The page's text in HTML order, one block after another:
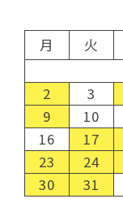
月
火
2
3
9
10
16
17
23
24
30
31